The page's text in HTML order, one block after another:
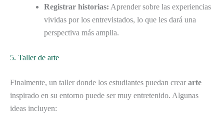
Registrar historias: Aprender sobre las experiencias
vividas por los entrevistados, lo que les dará una
perspectiva más amplia.
5. Taller de arte
Finalmente, un taller donde los estudiantes puedan crear arte
inspirado en su entorno puede ser muy entretenido. Algunas
ideas incluyen: